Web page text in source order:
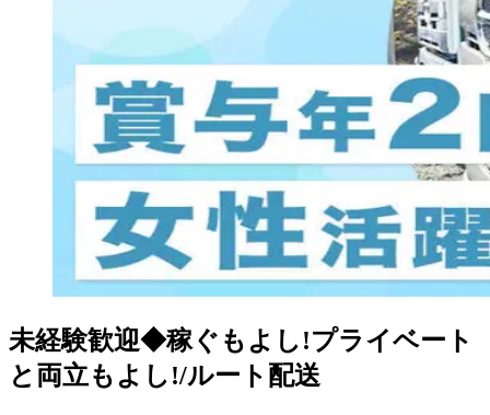
未経験歓迎◆稼ぐもよし!プライベート
と両立もよし!/ルート配送